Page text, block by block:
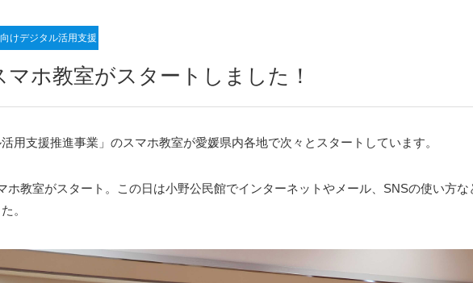
けデジタル活用支援
ホ教室がスタートしました！
活用支援推進事業」のスマホ教室が愛媛県内各地で次々とスタートしています。
ホ教室がスタート。この日は小野公民館でインターネットやメール、SNSの使い方な
。